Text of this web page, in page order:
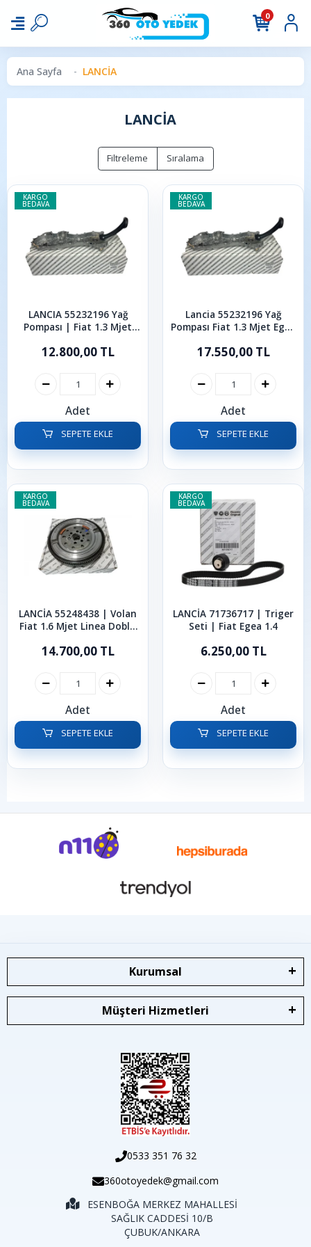
0
Ana Sayfa LANCİA
LANCİA
Filtreleme Sıralama
KARGO
BEDAVA
LANCIA 55232196 Yağ
Pompası | Fiat 1.3 Mjet
Punto Albea Palio
12.800,00 TL
Adet
SEPETE EKLE
KARGO
BEDAVA
Lancia 55232196 Yağ
Pompası Fiat 1.3 Mjet Egea
Albea Palio
17.550,00 TL
Adet
SEPETE EKLE
KARGO
BEDAVA
LANCİA 55248438 | Volan
Fiat 1.6 Mjet Linea Doblo
14.700,00 TL
Adet
SEPETE EKLE
KARGO
BEDAVA
LANCİA 71736717 | Triger
Seti | Fiat Egea 1.4
6.250,00 TL
Adet
SEPETE EKLE
Kurumsal
Müşteri Hizmetleri
0533 351 76 32
360otoyedek@gmail.com
ESENBOĞA MERKEZ MAHALLESİ
SAĞLIK CADDESİ 10/B
ÇUBUK/ANKARA